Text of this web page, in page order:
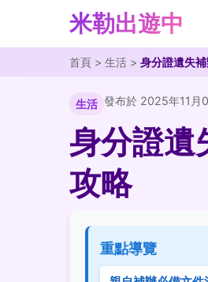
米勒出遊中
首頁 > 生活 > 身分證遺失
生活 發布於 2025年11月
身分證遺
攻略
重點導覽